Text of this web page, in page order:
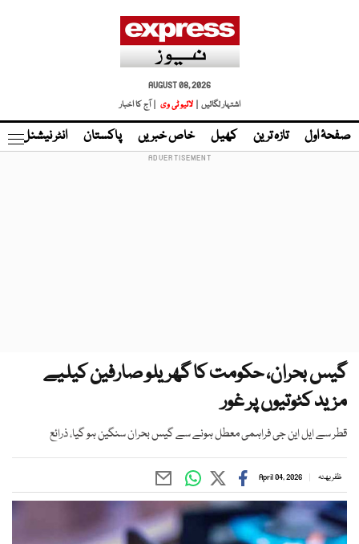
AUGUST 08, 2026
اشتہار لگائیں |
لائیو ٹی وی | آج کا اخبار
صفحۂ اول تازہ ترین کھیل خاص خبریں پاکستان انٹر نیشنل
گیس بحران، حکومت کا گھریلو صارفین کیلیے
مزید کٹوتیوں پر غور
قطر سے ایل این جی فراہمی معطل ہونے سے گیس بحران سنگین ہو گیا، ذرائع
ظفر بھٹہ April 04, 2026